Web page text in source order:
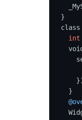
}
class
int